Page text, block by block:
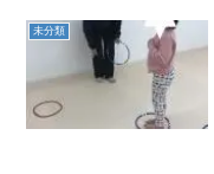
未分類